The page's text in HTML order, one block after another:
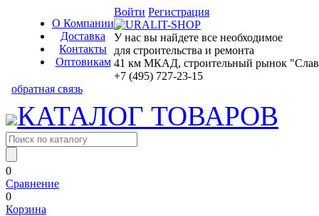
О Компании
Доставка
Контакты
Оптовикам
Войти Регистрация
У нас вы найдете все необходимое
для строительства и ремонта
41 км МКАД, строительный рынок
+7 (495) 727-23-15
обратная связь
КАТАЛОГ ТОВАРОВ
0
Сравнение
0
Корзина